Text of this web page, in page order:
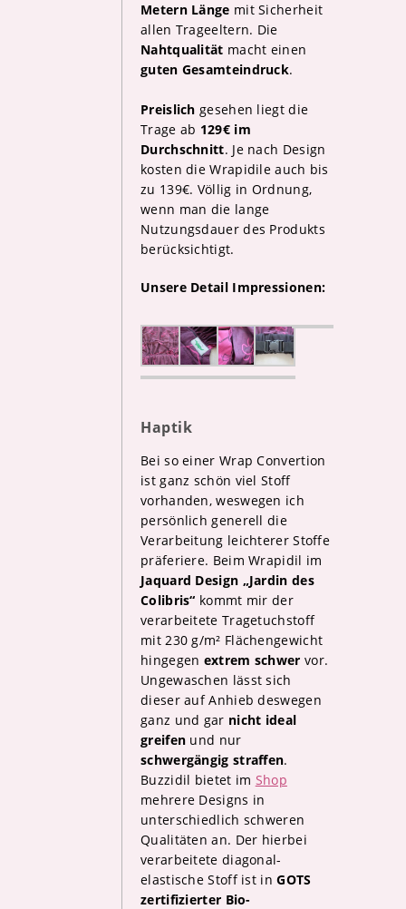
Metern Länge mit Sicherheit
allen Trageeltern. Die
Nahtqualität macht einen
guten Gesamteindruck.
Preislich gesehen liegt die
Trage ab 129€ im
Durchschnitt. Je nach Design
kosten die Wrapidile auch bis
zu 139€. Völlig in Ordnung,
wenn man die lange
Nutzungsdauer des Produkts
berücksichtigt.
Unsere Detail Impressionen:
Haptik
Bei so einer Wrap Convertion
ist ganz schön viel Stoff
vorhanden, weswegen ich
persönlich generell die
Verarbeitung leichterer Stoffe
präferiere. Beim Wrapidil im
Jaquard Design „Jardin des
Colibris“ kommt mir der
verarbeitete Tragetuchstoff
mit 230 g/m² Flächengewicht
hingegen extrem schwer vor.
Ungewaschen lässt sich
dieser auf Anhieb deswegen
ganz und gar nicht ideal
greifen und nur
schwergängig straffen.
Buzzidil bietet im Shop
mehrere Designs in
unterschiedlich schweren
Qualitäten an. Der hierbei
verarbeitete diagonal-
elastische Stoff ist inGOTS
zertifizierter Bio-